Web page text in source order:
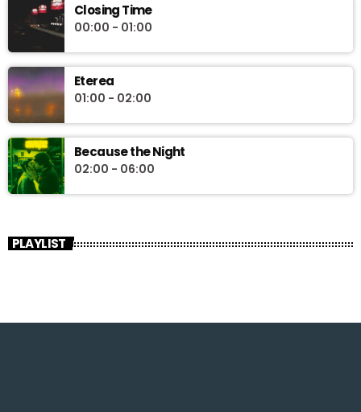
Closing Time
00:00 - 01:00
Eterea
01:00 - 02:00
Because the Night
02:00 - 06:00
PLAYLIST